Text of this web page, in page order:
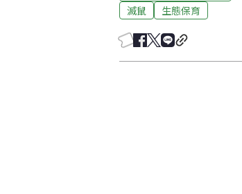
滅鼠
生態保育